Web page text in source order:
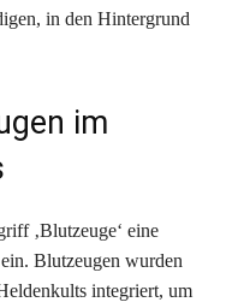
in den Hintergrund
im
‚Blutzeuge‘ eine
Blutzeugen wurden
integriert, um